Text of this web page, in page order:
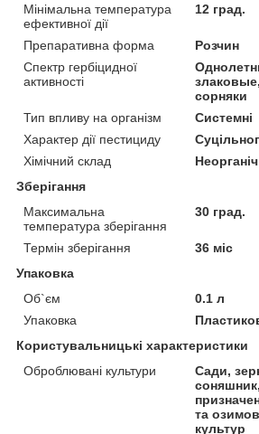
Мінімальна температура
ефективної дії
12 град.
Препаративна форма
Розчин
Спектр гербіцидної
активності
сорняки
Тип впливу на організм
Системні
Характер дії пестициду
Хімічний склад
Зберігання
Максимальна
температура зберігання
30 град.
Термін зберігання
36 міс
Упаковка
Об`єм
0.1 л
Упаковка
Користувальницькі характеристики
Оброблювані культури
Сади,
та
культур